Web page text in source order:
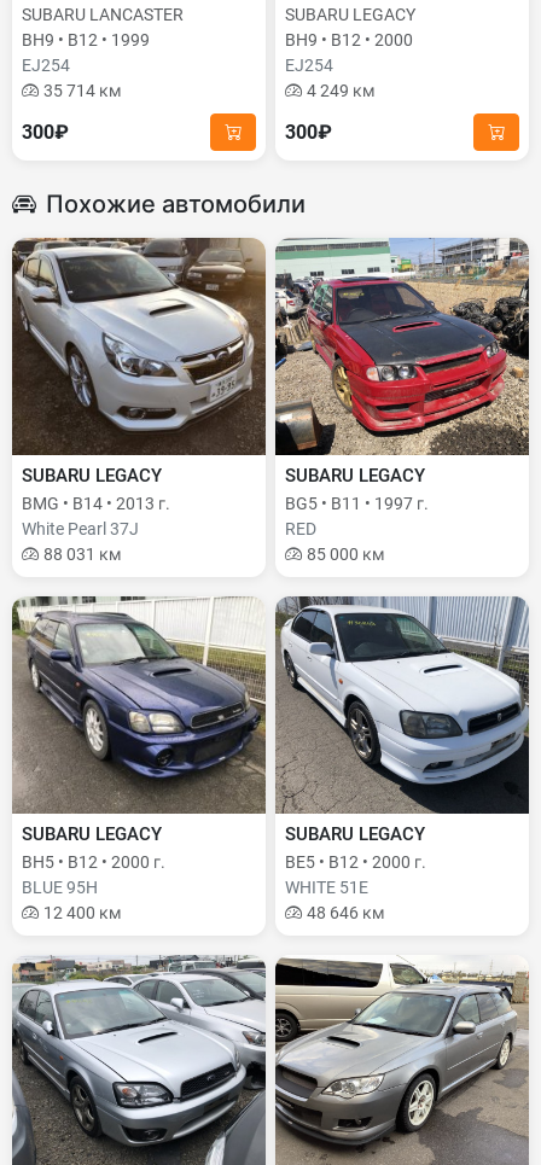
SUBARU LANCASTER
BH9 • B12 • 1999
EJ254
35 714 км
300₽
SUBARU LEGACY
BH9 • B12 • 2000
EJ254
4 249 км
300₽
Похожие автомобили
SUBARU LEGACY
BMG • B14 • 2013 г.
White Pearl 37J
88 031 км
SUBARU LEGACY
BG5 • B11 • 1997 г.
RED
85 000 км
SUBARU LEGACY
BH5 • B12 • 2000 г.
BLUE 95H
12 400 км
SUBARU LEGACY
BE5 • B12 • 2000 г.
WHITE 51E
48 646 км